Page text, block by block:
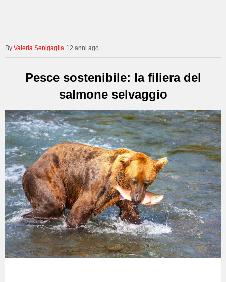
Valeria Senigaglia 12 anni ago
Pesce sostenibile: la filiera del
salmone selvaggio